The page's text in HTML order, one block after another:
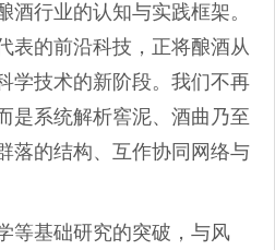
酒行业的认知与实践框架。
表的前沿科技，正将酿酒从
学技术的新阶段。我们不再
是系统解析窖泥、酒曲乃至
落的结构、互作协同网络与
等基础研究的突破，与风